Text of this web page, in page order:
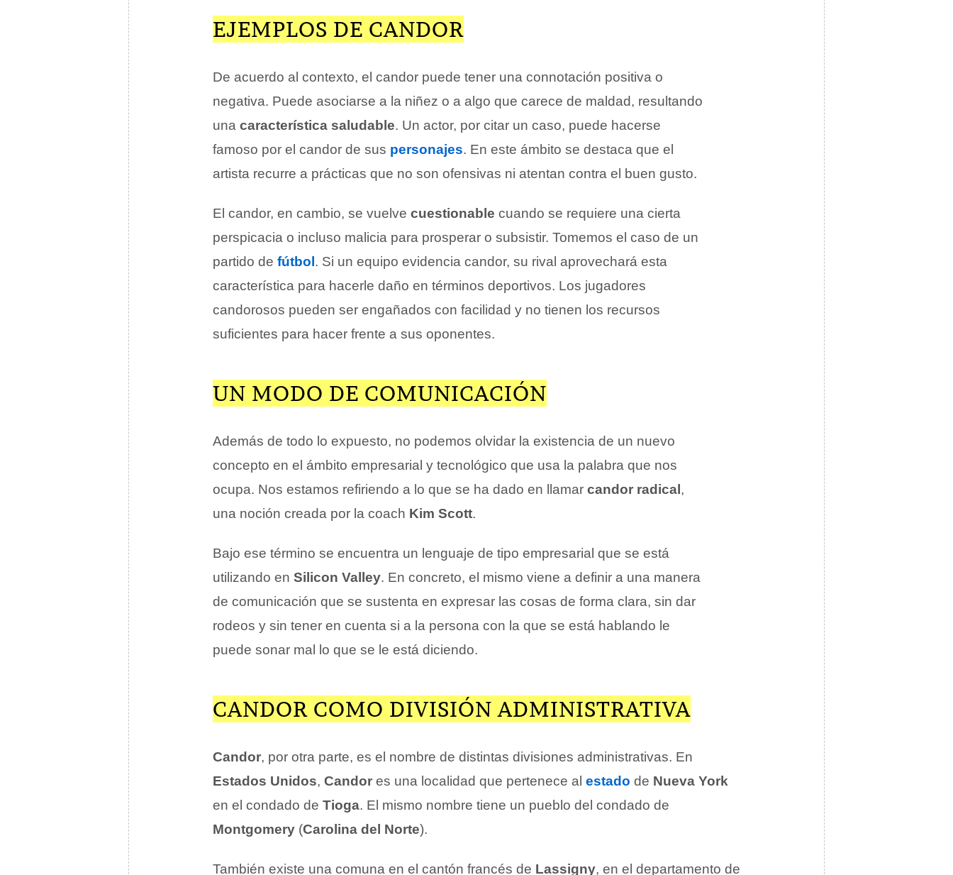
EJEMPLOS DE CANDOR
De acuerdo al contexto, el candor puede tener una connotación positiva o
negativa. Puede asociarse a la niñez o a algo que carece de maldad, resultando
una característica saludable. Un actor, por citar un caso, puede hacerse
famoso por el candor de sus personajes. En este ámbito se destaca que el
artista recurre a prácticas que no son ofensivas ni atentan contra el buen gusto.
El candor, en cambio, se vuelve cuestionable cuando se requiere una cierta
perspicacia o incluso malicia para prosperar o subsistir. Tomemos el caso de un
partido de fútbol . Si un equipo evidencia candor, su rival aprovechará esta
característica para hacerle daño en términos deportivos. Los jugadores
candorosos pueden ser engañados con facilidad y no tienen los recursos
suficientes para hacer frente a sus oponentes.
UN MODO DE COMUNICACIÓN
Además de todo lo expuesto, no podemos olvidar la existencia de un nuevo
concepto en el ámbito empresarial y tecnológico que usa la palabra que nos
ocupa. Nos estamos refiriendo a lo que se ha dado en llamar candor radical ,
una noción creada por la coach Kim Scott.
Bajo ese término se encuentra un lenguaje de tipo empresarial que se está
utilizando en Silicon Valley. En concreto, el mismo viene a definir a una manera
de comunicación que se sustenta en expresar las cosas de forma clara, sin dar
rodeos y sin tener en cuenta si a la persona con la que se está hablando le
puede sonar mal lo que se le está diciendo.
CANDOR COMO DIVISIÓN ADMINISTRATIVA
Candor, por otra parte, es el nombre de distintas divisiones administrativas. En
Estados Unidos, Candor es una localidad que pertenece al estado de Nueva York
en el condado de Tioga. El mismo nombre tiene un pueblo del condado de
Montgomery (Carolina del Norte).
También existe una comuna en el cantón francés de Lassigny, en el departamento de